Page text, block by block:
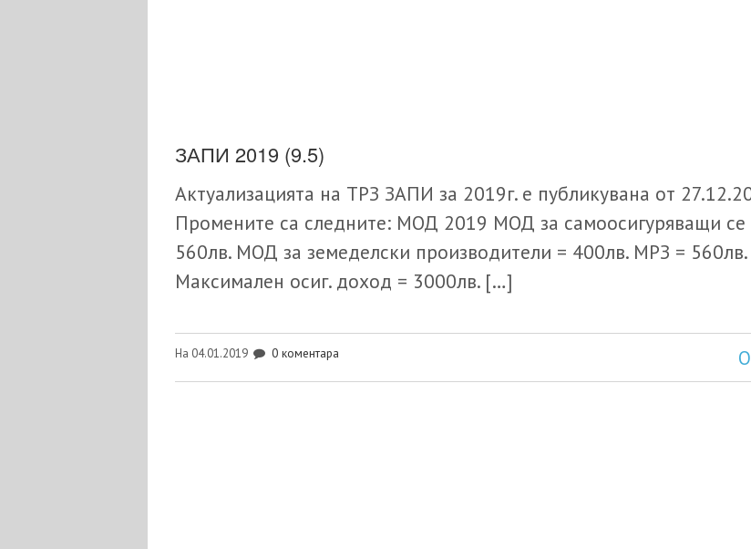
ЗАПИ 2019 (9.5)
Актуализацията на ТРЗ ЗАПИ за 2019г. е публикувана от
Промените са следните: МОД 2019 МОД за самоосигуряващи се
560лв. МОД за земеделски производители = 400лв. МРЗ = 560лв.
Максимален осиг. доход = 3000лв. […]
На 04.01.2019 0 коментара